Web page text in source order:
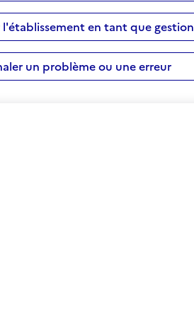
en tant que
un problème ou une erreur